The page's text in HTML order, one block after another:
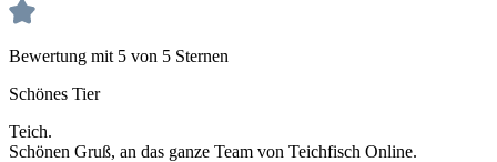
Bewertung mit 5 von 5 Sternen
Schönes Tier
Teich.
Schönen Gruß, an das ganze Team von Teichfisch Online.